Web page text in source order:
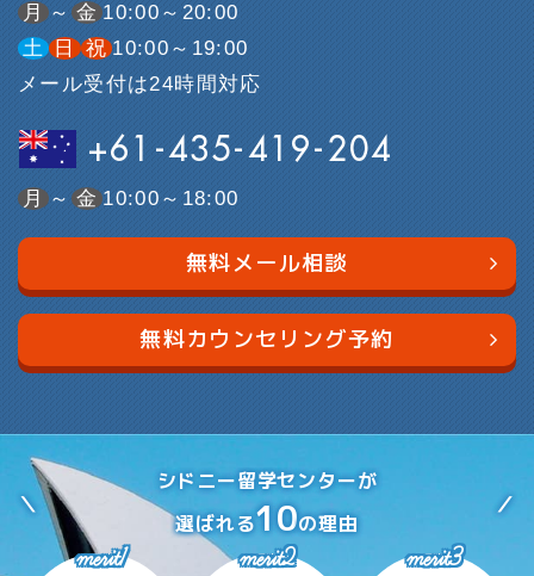
月 ～ 金 10:00～20:00
土
日 祝 10:00～19:00
メール受付は24時間対応
+61-435-419-204
月 ～ 金 10:00～18:00
無料メール相談
無料カウンセリング予約
シドニー留学センターが
選ばれる10の理由
merit1 merit2 merit3